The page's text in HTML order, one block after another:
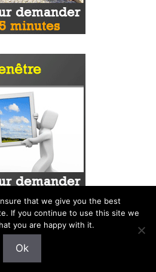
that we give you the best
If you continue to use this site we
you are happy with it.
Ok